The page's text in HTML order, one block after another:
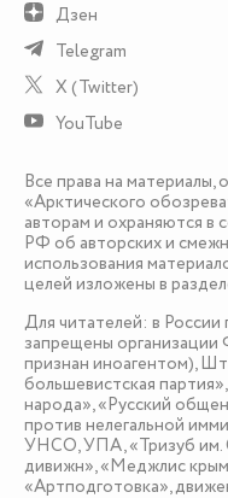
Дзен
Telegram
X (Twitter)
YouTube
Все права на материалы,
«Арктического
авторам и охраняются в
РФ об авторских и
использования
целей изложены в
Для читателей: в России
запрещены
признан иноагентом),
большевистская
народа», «Русский
против нелегальной
УНСО, УПА, «Тризуб им.
дивижн», «Меджлис
«Артподготовка»,